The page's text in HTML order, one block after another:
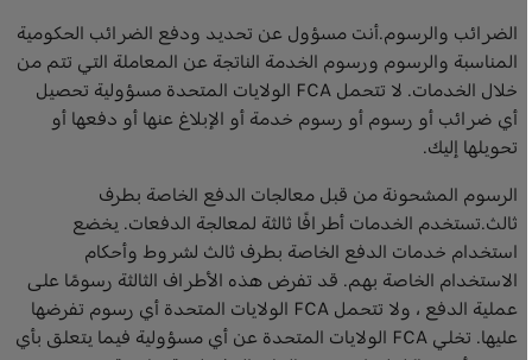
الضرائب والرسوم.أنت مسؤول عن تحديد ودفع الضرائب الحكومية
المناسبة والرسوم ورسوم الخدمة الناتجة عن المعاملة التي تتم من
خلال الخدمات. لا تتحمل FCA الولايات المتحدة مسؤولية تحصيل
أي ضرائب أو رسوم أو رسوم خدمة أو الإبلاغ عنها أو دفعها أو
تحويلها إليك.
الرسوم المشحونة من قبل معالجات الدفع الخاصة بطرف
ثالث.تستخدم الخدمات أطرافًا ثالثة لمعالجة الدفعات. يخضع
استخدام خدمات الدفع الخاصة بطرف ثالث لشروط وأحكام
الاستخدام الخاصة بهم. قد تفرض هذه الأطراف الثالثة رسومًا على
عملية الدفع ، ولا تتحمل FCA الولايات المتحدة أي رسوم تفرضها
عليها. تخلي FCA الولايات المتحدة عن أي مسؤولية فيما يتعلق بأي